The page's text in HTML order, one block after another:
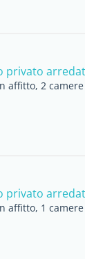
privato
affitto, 2
privato
affitto, 1